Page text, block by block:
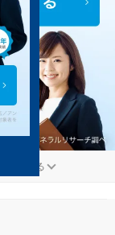
もっと見る